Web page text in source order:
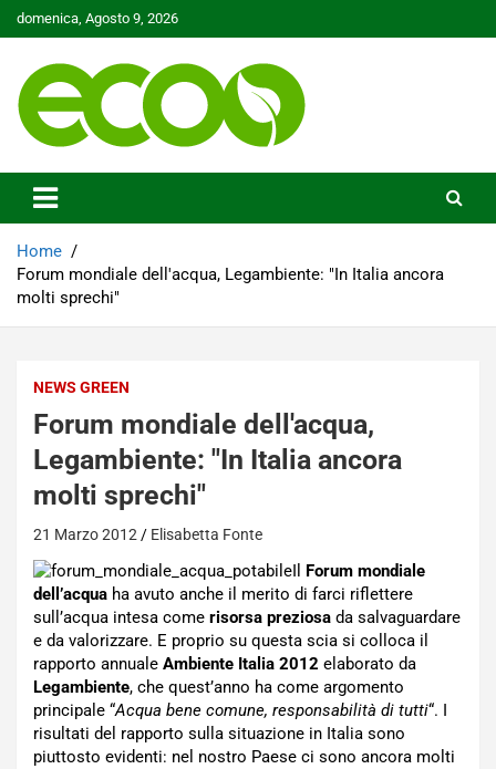
Skip
to
domenica, Agosto 9, 2026
Ecoo.it
Home
Forum mondiale dell'acqua, Legambiente: "In Italia ancora
molti sprechi"
NEWS GREEN
Forum mondiale dell'acqua,
Legambiente: "In Italia ancora
molti sprechi"
21 Marzo 2012 Elisabetta Fonte
Il Forum mondiale
dell’acqua ha avuto anche il merito di farci riflettere
sull’acqua intesa come risorsa preziosa da salvaguardare
e da valorizzare. E proprio su questa scia si colloca il
rapporto annuale Ambiente Italia 2012 elaborato da
Legambiente, che quest’anno ha come argomento
principale “Acqua bene comune, responsabilità di tutti“. I
risultati del rapporto sulla situazione in Italia sono
piuttosto evidenti: nel nostro Paese ci sono ancora molti